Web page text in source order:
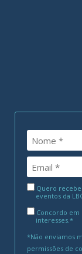
Quero
eventos da
Concordo
interesses.*
*Não enviamos
permissões de